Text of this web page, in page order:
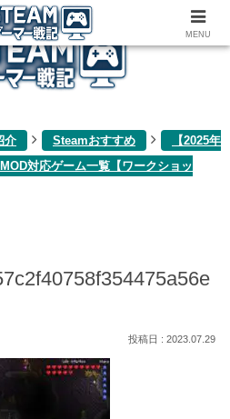
関連雑記ブログ
介 Steamおすすめ
【2025年
対応ゲーム一覧【ワークショッ
2023.07.29
MENU